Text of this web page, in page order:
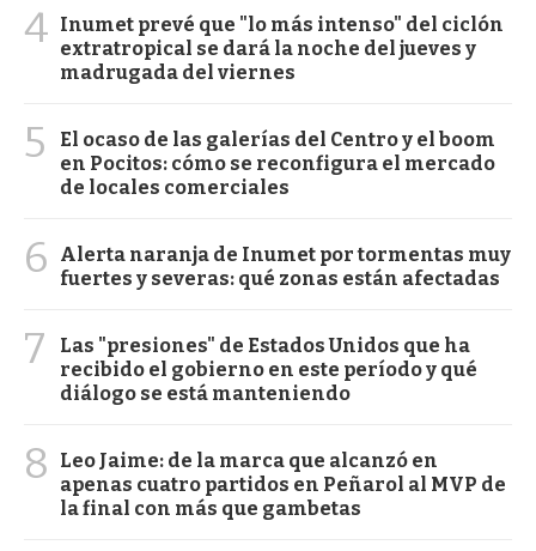
4 Inumet prevé que "lo más intenso" del ciclón
extratropical se dará la noche del jueves y
madrugada del viernes
5
El ocaso de las galerías del Centro y el boom
en Pocitos: cómo se reconfigura el mercado
de locales comerciales
6
Alerta naranja de Inumet por tormentas muy
fuertes y severas: qué zonas están afectadas
7
Las "presiones" de Estados Unidos que ha
recibido el gobierno en este período y qué
diálogo se está manteniendo
8
Leo Jaime: de la marca que alcanzó en
apenas cuatro partidos en Peñarol al MVP de
la final con más que gambetas